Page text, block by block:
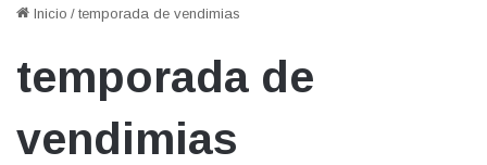
Inicio / temporada de vendimias
temporada de
vendimias